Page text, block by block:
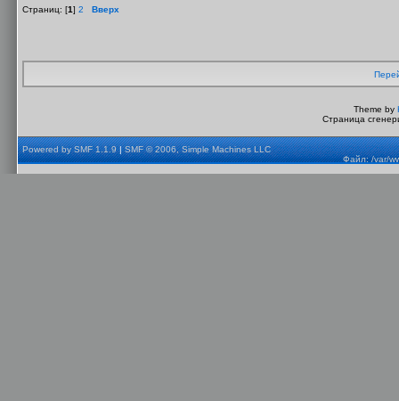
Страниц: [1] 2 Вверх
Theme by
Страница
Powered by SMF 1.1.9|SMF © 2006, Simple Machines LLC
Файл: /var/